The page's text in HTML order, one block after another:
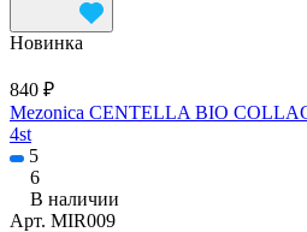
Новинка
840 ₽
Mezonica CENTELLA BIO
4st
5
6
В наличии
Арт. MIR009